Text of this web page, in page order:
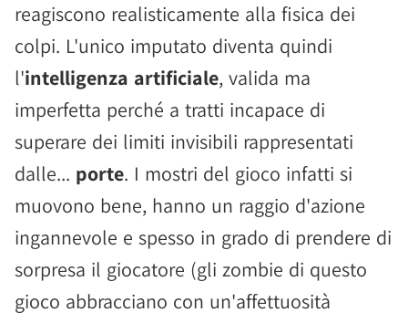
reagiscono realisticamente alla fisica dei
colpi. L'unico imputato diventa quindi
l'intelligenza artificiale, valida ma
imperfetta perché a tratti incapace di
superare dei limiti invisibili rappresentati
dalle... porte. I mostri del gioco infatti si
muovono bene, hanno un raggio d'azione
ingannevole e spesso in grado di prendere di
sorpresa il giocatore (gli zombie di questo
gioco abbracciano con un'affettuosità